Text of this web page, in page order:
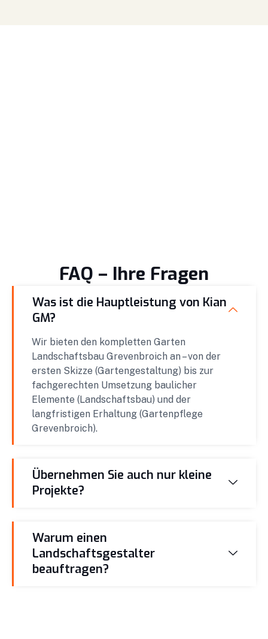
FAQ – Ihre Fragen
Was ist die Hauptleistung von Kian
GM?
Wir bieten den kompletten Garten
Landschaftsbau Grevenbroich an – von der
ersten Skizze (Gartengestaltung) bis zur
fachgerechten Umsetzung baulicher
Elemente (Landschaftsbau) und der
langfristigen Erhaltung (Gartenpflege
Grevenbroich).
Übernehmen Sie auch nur kleine
Projekte?
Warum einen
Landschaftsgestalter
beauftragen?